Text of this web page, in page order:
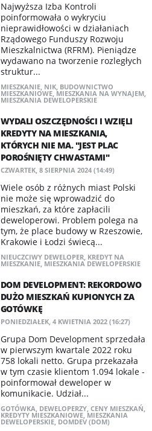
Najwyższa Izba Kontroli
poinformowała o wykryciu
nieprawidłowości w działaniach
Rządowego Funduszy Rozwoju
Mieszkalnictwa (RFRM). Pieniądze
wydawano na tworzenie rozległych
struktur...
MIESZKANIE, NIK, BUDOWNICTWO
MIESZKANIOWE, MIESZKANIA NA WYNAJEM,
MIESZKANIA DEWELOPERSKIE
WYDALI OSZCZĘDNOŚCI I WZIĘLI
KREDYTY NA MIESZKANIA,
KTÓRYCH NIE MA. "JEST PLAC
POROŚNIĘTY CHWASTAMI"
CZWARTEK, 8 SIERPNIA 2024 (14:49)
Wiele osób z różnych miast Polski
nie może się wprowadzić do
mieszkań, za które zapłacili
deweloperowi. Problem polega na
tym, że place budowy w Rzeszowie,
Krakowie i Łodzi świecą...
NIEUCZCIWY DEWELOPER, KREDYT NA
MIESZKANIE, MIESZKANIA DEWELOPERSKIE
DOM DEVELOPMENT: REKORDOWO
DUŻO MIESZKAŃ KUPIONYCH ZA
GOTÓWKĘ
PONIEDZIAŁEK, 4 KWIETNIA 2022 (16:27)
​Grupa Dom Development sprzedała
w pierwszym kwartale 2022 roku
758 lokali netto. Grupa przekazała
w tym czasie klientom 1.094 lokale -
poinformował deweloper w
komunikacie. Udział...
GOTÓWKA, DEWELOPERZY, CENY MIESZKAŃ,
KREDYTY MIESZKANIOWE, MIESZKANIA
DEWELOPERSKIE, DOMDEV (DOM)